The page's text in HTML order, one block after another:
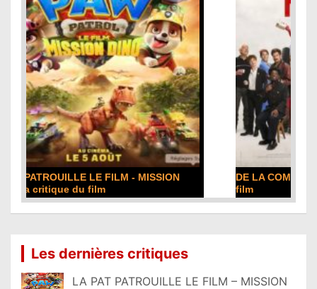
DE LA COMÉDIE-FRANÇAISE : la critique du
film
Les dernières critiques
LA PAT PATROUILLE LE FILM – MISSION